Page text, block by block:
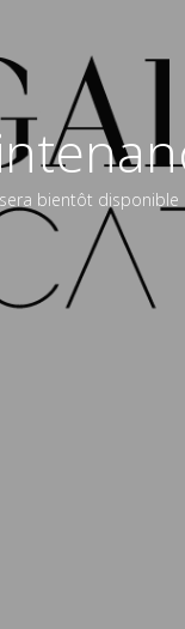
bientôt disponible